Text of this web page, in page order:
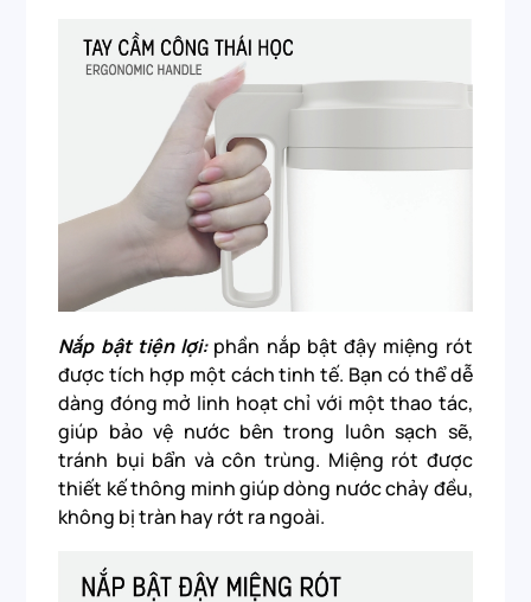
Nắp bật tiện lợi:phần nắp bật đậy miệng rót
được tích hợp một cách tinh tế. Bạn có thể dễ
dàng đóng mở linh hoạt chỉ với một thao tác,
giúp bảo vệ nước bên trong luôn sạch sẽ,
tránh bụi bẩn và côn trùng. Miệng rót được
thiết kế thông minh giúp dòng nước chảy đều,
không bị tràn hay rớt ra ngoài.